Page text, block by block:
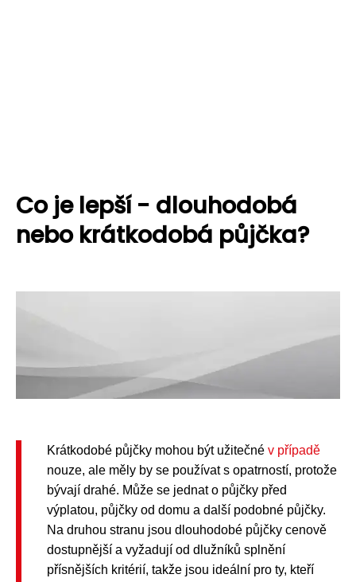
Co je lepší - dlouhodobá
nebo krátkodobá půjčka?
Krátkodobé půjčky mohou být užitečné v případě
nouze, ale měly by se používat s opatrností, protože
bývají drahé. Může se jednat o půjčky před
výplatou, půjčky od domu a další podobné půjčky.
Na druhou stranu jsou dlouhodobé půjčky cenově
dostupnější a vyžadují od dlužníků splnění
přísnějších kritérií, takže jsou ideální pro ty, kteří